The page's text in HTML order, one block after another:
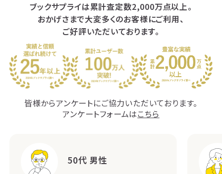
ブックサプライは累計査定数2,000万点以上。
おかげさまで大変多くのお客様にご利用、
ご好評いただいております。
皆様からアンケートにご協力いただいております。
アンケートフォームはこちら
50代 男性